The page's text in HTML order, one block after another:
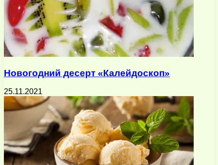
Новогодний десерт «Калейдоскоп»
25.11.2021